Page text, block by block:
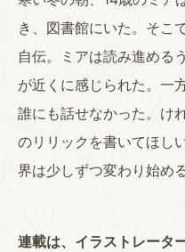
き、図書館にいた。そこ
自伝。ミアは読み進める
が近くに感じられた。一
誰にも話せなかった。け
のリリックを書いてほし
界は少しずつ変わり始め
連載は、イラストレータ